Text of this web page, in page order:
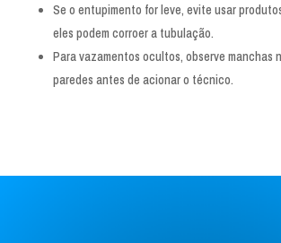
Se o entupimento for leve, evite usar
eles podem corroer a tubulação.
Para vazamentos ocultos, observe manchas
paredes antes de acionar o técnico.